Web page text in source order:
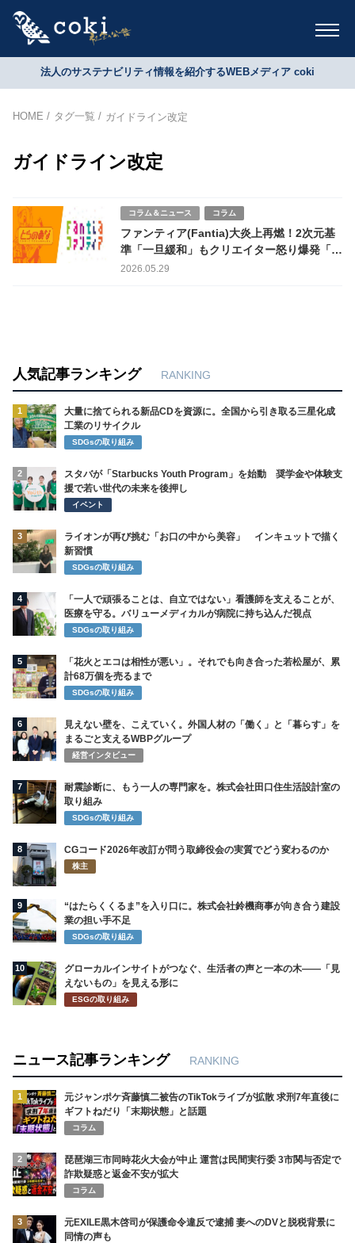
法人のサステナビリティ情報を紹介するWEBメディア coki
HOME タグ一覧 ガイドライン改定
ガイドライン改定
コラム＆ニュース コラム
ファンティア(Fantia)大炎上再燃！2次元基
準「一旦緩和」もクリエイター怒り爆発「修
正作業無駄」「法的指導は方便か」
2026.05.29
人気記事ランキング RANKING
1
大量に捨てられる新品CDを資源に。全国から引き取る三星化成
工業のリサイクル
SDGsの取り組み
2
スタバが「Starbucks Youth Program」を始動 奨学金や体験支
援で若い世代の未来を後押し
イベント
3
ライオンが再び挑む「お口の中から美容」 インキュットで描く
新習慣
SDGsの取り組み
4
「一人で頑張ることは、自立ではない」看護師を支えることが、
医療を守る。バリューメディカルが病院に持ち込んだ視点
SDGsの取り組み
5
「花火とエコは相性が悪い」。それでも向き合った若松屋が、累
計68万個を売るまで
SDGsの取り組み
6
見えない壁を、こえていく。外国人材の「働く」と「暮らす」を
まるごと支えるWBPグループ
経営インタビュー
7
耐震診断に、もう一人の専門家を。株式会社田口住生活設計室の
取り組み
SDGsの取り組み
8 CGコード2026年改訂が問う取締役会の実質でどう変わるのか
株主
9
“はたらくくるま”を入り口に。株式会社鈴機商事が向き合う建設
業の担い手不足
SDGsの取り組み
10
グローカルインサイトがつなぐ、生活者の声と一本の木――「見
えないもの」を見える形に
ESGの取り組み
ニュース記事ランキング RANKING
1
元ジャンポケ斉藤慎二被告のTikTokライブが拡散 求刑7年直後に
ギフトねだり「末期状態」と話題
コラム
2
琵琶湖三市同時花火大会が中止 運営は民間実行委 3市関与否定で
詐欺疑惑と返金不安が拡大
コラム
3
元EXILE黒木啓司が保護命令違反で逮捕 妻へのDVと脱税背景に
同情の声も